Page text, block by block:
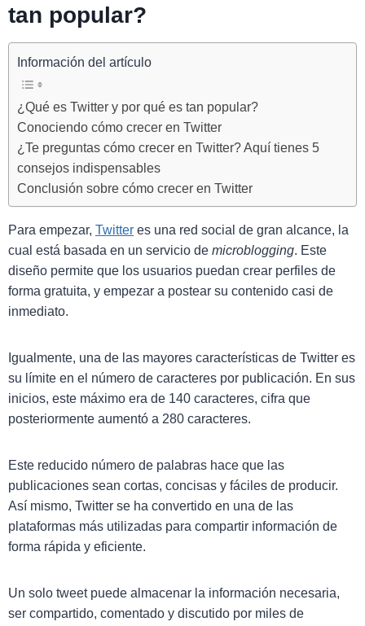
tan popular?
Información del artículo
¿Qué es Twitter y por qué es tan popular?
Conociendo cómo crecer en Twitter
¿Te preguntas cómo crecer en Twitter? Aquí tienes 5
consejos indispensables
Conclusión sobre cómo crecer en Twitter
Para empezar, Twitter es una red social de gran alcance, la
cual está basada en un servicio de microblogging. Este
diseño permite que los usuarios puedan crear perfiles de
forma gratuita, y empezar a postear su contenido casi de
inmediato.
Igualmente, una de las mayores características de Twitter es
su límite en el número de caracteres por publicación. En sus
inicios, este máximo era de 140 caracteres, cifra que
posteriormente aumentó a 280 caracteres.
Este reducido número de palabras hace que las
publicaciones sean cortas, concisas y fáciles de producir.
Así mismo, Twitter se ha convertido en una de las
plataformas más utilizadas para compartir información de
forma rápida y eficiente.
Un solo tweet puede almacenar la información necesaria,
ser compartido, comentado y discutido por miles de